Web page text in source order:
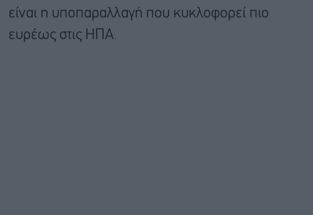
είναι η υποπαραλλαγή που κυκλοφορεί πιο
ευρέως στις ΗΠΑ.